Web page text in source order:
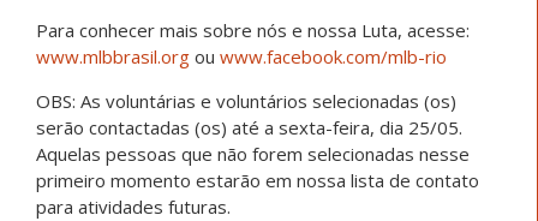
Para conhecer mais sobre nós e nossa Luta, acesse:
www.mlbbrasil.org ou www.facebook.com/mlb-rio
OBS: As voluntárias e voluntários selecionadas (os)
serão contactadas (os) até a sexta-feira, dia 25/05.
Aquelas pessoas que não forem selecionadas nesse
primeiro momento estarão em nossa lista de contato
para atividades futuras.